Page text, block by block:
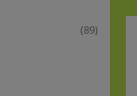
(89)